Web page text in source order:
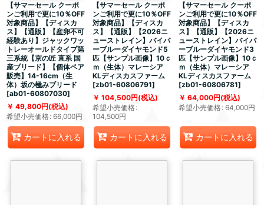
【サマーセール クーポ
ンご利用で更に10％OFF
対象商品】【ディスカ
ス】【通販】【産卵不可
経験あり】ジャックワッ
トレーオールドタイプ第
三系統【京の匠 直系 国
産ブリード】【個体ペア
販売】14-16cm（生
体）坂の極みブリード
[ab01-60807030]
49,800円(税込)
希望小売価格: 66,000円
カートに入れる
【サマーセール クーポ
ンご利用で更に10％OFF
対象商品】【ディスカ
ス】【通販】【2026ニ
ューストレイン】バイパ
ーブルーダイヤモンド5
匹【サンプル画像】10ｃ
ｍ（生体）マレーシア
KLディスカスファーム
[zb01-60806791]
104,500円(税込)
希望小売価格:
104,500円
カートに入れる
【サマーセール クーポ
ンご利用で更に10％OFF
対象商品】【ディスカ
ス】【通販】【2026ニ
ューストレイン】バイパ
ーブルーダイヤモンド3
匹【サンプル画像】10ｃ
ｍ（生体）マレーシア
KLディスカスファーム
[zb01-60806781]
64,000円(税込)
希望小売価格: 64,000円
カートに入れる